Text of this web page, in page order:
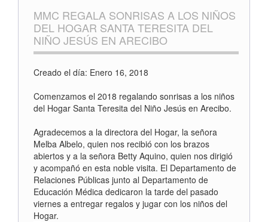
MMC REGALA SONRISAS A LOS NIÑOS
DEL HOGAR SANTA TERESITA DEL
NIÑO JESÚS EN ARECIBO
Creado el día: Enero 16, 2018
Comenzamos el 2018 regalando sonrisas a los niños
del Hogar Santa Teresita del Niño Jesús en Arecibo.
Agradecemos a la directora del Hogar, la señora
Melba Albelo, quien nos recibió con los brazos
abiertos y a la señora Betty Aquino, quien nos dirigió
y acompañó en esta noble visita. El Departamento de
Relaciones Públicas junto al Departamento de
Educación Médica dedicaron la tarde del pasado
viernes a entregar regalos y jugar con los niños del
Hogar.